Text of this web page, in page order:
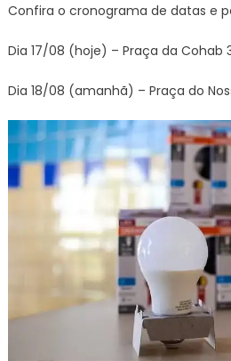
Confira o cronograma de datas e
Dia 17/08 (hoje) – Praça da Cohab
Dia 18/08 (amanhã) – Praça do